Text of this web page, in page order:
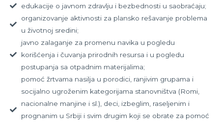
edukacije o javnom zdravlju i bezbednosti u saobraćaju;
organizovanje aktivnosti za plansko rešavanje problema
u životnoj sredini;
javno zalaganje za promenu navika u pogledu
korišćenja i čuvanja prirodnih resursa i u pogledu
postupanja sa otpadnim materijalima;
pomoć žrtvama nasilja u porodici, ranjivim grupama i
socijalno ugroženim kategorijama stanovništva (Romi,
nacionalne manjine i sl.), deci, izbeglim, raseljenim i
prognanim u Srbiji i svim drugim koji se obrate za pomoć